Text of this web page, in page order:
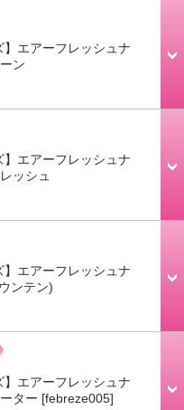
】エアーフレッシュナ
ン
】エアーフレッシュナ
ッシュ
】エアーフレッシュナ
ンテン)
】エアーフレッシュナ
ター [febreze005]